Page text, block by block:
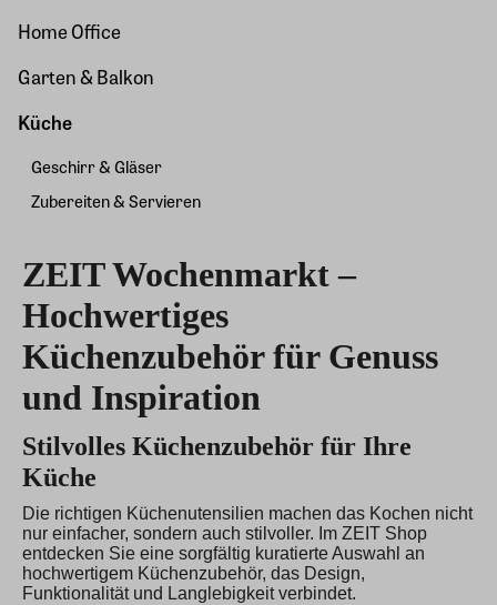
Home Office
Garten & Balkon
Küche
Geschirr & Gläser
Zubereiten & Servieren
ZEIT Wochenmarkt –
Hochwertiges
Küchenzubehör für Genuss
und Inspiration
Stilvolles Küchenzubehör für Ihre
Küche
Die richtigen Küchenutensilien machen das Kochen nicht
nur einfacher, sondern auch stilvoller. Im ZEIT Shop
entdecken Sie eine sorgfältig kuratierte Auswahl an
hochwertigem Küchenzubehör, das Design,
Funktionalität und Langlebigkeit verbindet.